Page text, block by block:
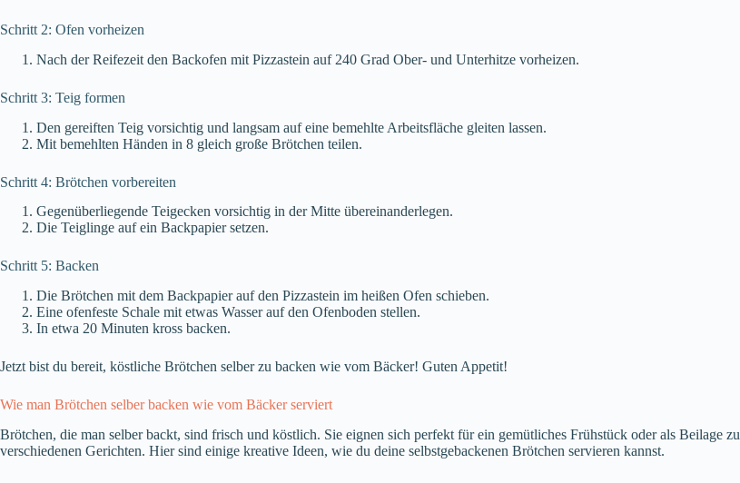
Schritt 2: Ofen vorheizen
Nach der Reifezeit den Backofen mit Pizzastein auf 240 Grad Ober- und Unterhitze vorheizen.
Schritt 3: Teig formen
Den gereiften Teig vorsichtig und langsam auf eine bemehlte Arbeitsfläche gleiten lassen.
Mit bemehlten Händen in 8 gleich große Brötchen teilen.
Schritt 4: Brötchen vorbereiten
Gegenüberliegende Teigecken vorsichtig in der Mitte übereinanderlegen.
Die Teiglinge auf ein Backpapier setzen.
Schritt 5: Backen
Die Brötchen mit dem Backpapier auf den Pizzastein im heißen Ofen schieben.
Eine ofenfeste Schale mit etwas Wasser auf den Ofenboden stellen.
In etwa 20 Minuten kross backen.
Jetzt bist du bereit, köstliche Brötchen selber zu backen wie vom Bäcker! Guten Appetit!
Wie man Brötchen selber backen wie vom Bäcker serviert
Brötchen, die man selber backt, sind frisch und köstlich. Sie eignen sich perfekt für ein gemütliches Frühstück oder als Beilage zu
verschiedenen Gerichten. Hier sind einige kreative Ideen, wie du deine selbstgebackenen Brötchen servieren kannst.